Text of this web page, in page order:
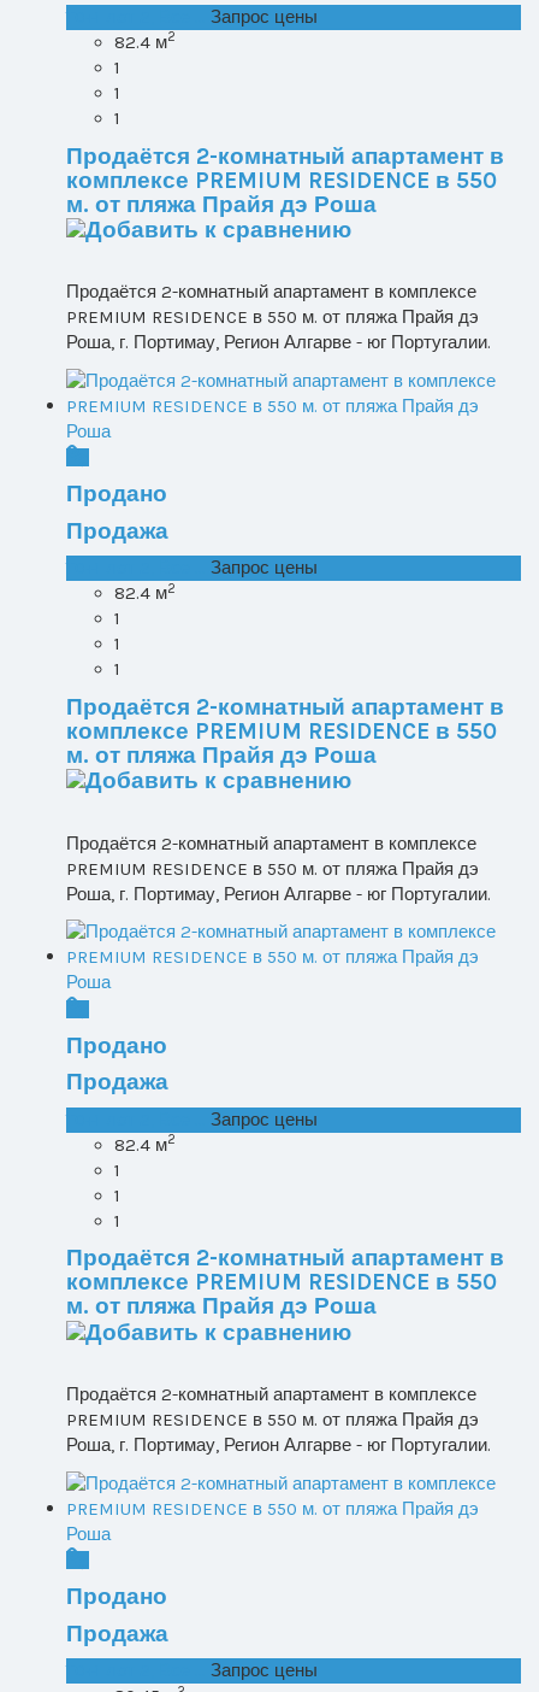
Запрос цены
82.4 м2
1
1
1
Продаётся 2-комнатный апартамент в
комплексе PREMIUM RESIDENCE в 550
м. от пляжа Прайя дэ Роша
Продаётся 2-комнатный апартамент в комплексе
PREMIUM RESIDENCE в 550 м. от пляжа Прайя дэ
Роша, г. Портимау, Регион Алгарве - юг Португалии.
Продано
Продажа
Запрос цены
82.4 м2
1
1
1
Продаётся 2-комнатный апартамент в
комплексе PREMIUM RESIDENCE в 550
м. от пляжа Прайя дэ Роша
Продаётся 2-комнатный апартамент в комплексе
PREMIUM RESIDENCE в 550 м. от пляжа Прайя дэ
Роша, г. Портимау, Регион Алгарве - юг Португалии.
Продано
Продажа
Запрос цены
82.4 м2
1
1
1
Продаётся 2-комнатный апартамент в
комплексе PREMIUM RESIDENCE в 550
м. от пляжа Прайя дэ Роша
Продаётся 2-комнатный апартамент в комплексе
PREMIUM RESIDENCE в 550 м. от пляжа Прайя дэ
Роша, г. Портимау, Регион Алгарве - юг Португалии.
Продано
Продажа
Запрос цены